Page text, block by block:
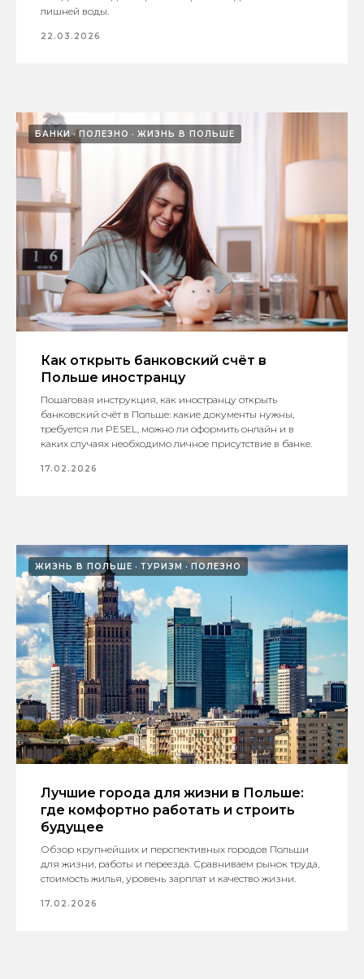
лишней воды.
22.03.2026
БАНКИ ПОЛЕЗНО ЖИЗНЬ В ПОЛЬШЕ
Как открыть банковский счёт в
Польше иностранцу
Пошаговая инструкция, как иностранцу открыть
банковский счёт в Польше: какие документы нужны,
требуется ли PESEL, можно ли оформить онлайн и в
каких случаях необходимо личное присутствие в банке.
17.02.2026
ЖИЗНЬ В ПОЛЬШЕ ТУРИЗМ ПОЛЕЗНО
Лучшие города для жизни в Польше:
где комфортно работать и строить
будущее
Обзор крупнейших и перспективных городов Польши
для жизни, работы и переезда. Сравниваем рынок труда,
стоимость жилья, уровень зарплат и качество жизни.
17.02.2026